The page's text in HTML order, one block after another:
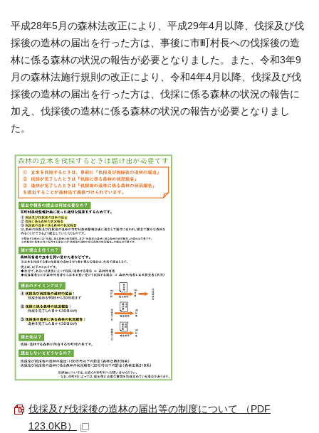
平成28年5月の森林法改正により、平成29年4月以降、伐採及び伐
採後の造林の届出を行った方は、事後に市町村長への伐採後の造
林に係る森林の状況の報告が必要となりました。また、令和3年9
月の森林法施行規則の改正により、令和4年4月以降、伐採及び伐
採後の造林の届出を行った方は、伐採に係る森林の状況の報告に
加え、伐採後の造林に係る森林の状況の報告が必要となりまし
た。
伐採及び伐採後の造林の届出等の制度について （PDF
123.0KB）